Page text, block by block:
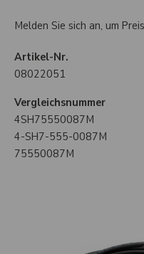
Melden Sie sich an, um
Artikel-Nr.
08022051
Vergleichsnummer
4SH75550087M
4-SH7-555-0087M
75550087M